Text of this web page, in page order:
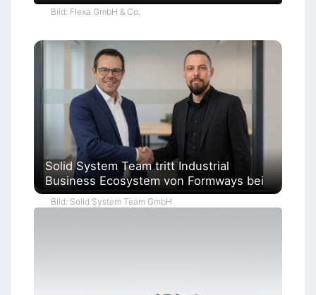
Bild: Flexa GmbH & Co.
Solid System Team tritt Industrial
Business Ecosystem von Formways bei
Bild: Solid System Team GmbH